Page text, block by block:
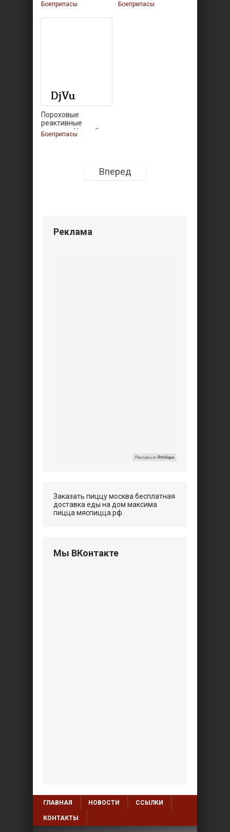
Боеприпасы Боеприпасы
Пороховые
реактивные
снаряды. Часть II.
Боеприпасы
Вперед
Реклама
Реклама от RtbSape
Заказать пиццу москва бесплатная
доставка еды на дом максима
пицца мяспицца.рф.
Мы ВКонтакте
ГЛАВНАЯ НОВОСТИ ССЫЛКИ
КОНТАКТЫ